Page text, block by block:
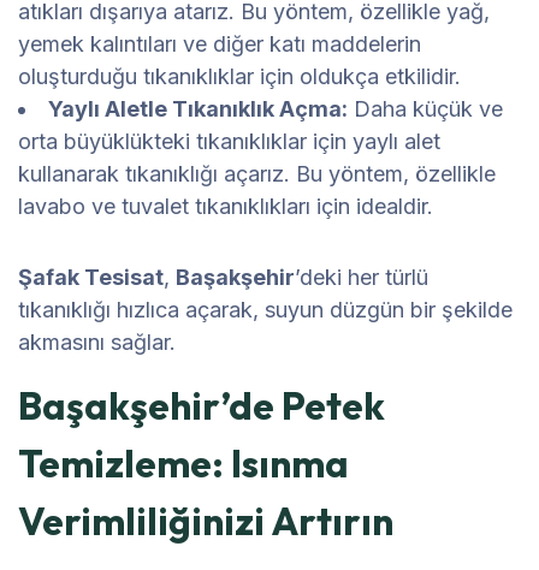
atıkları dışarıya atarız. Bu yöntem, özellikle yağ,
yemek kalıntıları ve diğer katı maddelerin
oluşturduğu tıkanıklıklar için oldukça etkilidir.
Yaylı Aletle Tıkanıklık Açma: Daha küçük ve
orta büyüklükteki tıkanıklıklar için yaylı alet
kullanarak tıkanıklığı açarız. Bu yöntem, özellikle
lavabo ve tuvalet tıkanıklıkları için idealdir.
Şafak Tesisat, Başakşehir’deki her türlü
tıkanıklığı hızlıca açarak, suyun düzgün bir şekilde
akmasını sağlar.
Başakşehir’de Petek
Temizleme: Isınma
Verimliliğinizi Artırın